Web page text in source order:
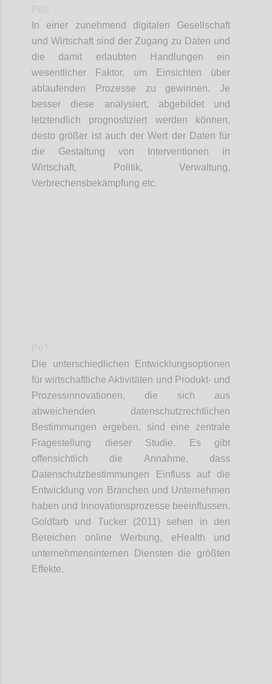
In einer zunehmend digitalen Gesellschaft
und Wirtschaft sind der Zugang zu Daten und
die damit erlaubten Handlungen ein
wesentlicher Faktor, um Einsichten über
ablaufenden Prozesse zu gewinnen. Je
besser diese analysiert, abgebildet und
letztendlich prognostiziert werden können,
desto größer ist auch der Wert der Daten für
die Gestaltung von Interventionen in
Wirtschaft, Politik, Verwaltung,
Verbrechensbekämpfung etc.
Die unterschiedlichen Entwicklungsoptionen
für wirtschaftliche Aktivitäten und Produkt- und
Prozessinnovationen, die sich aus
abweichenden datenschutzrechtlichen
Bestimmungen ergeben, sind eine zentrale
Fragestellung dieser Studie. Es gibt
offensichtlich die Annahme, dass
Datenschutzbestimmungen Einfluss auf die
Entwicklung von Branchen und Unternehmen
haben und Innovationsprozesse beeinflussen.
Goldfarb und Tucker (2011) sehen in den
Bereichen online Werbung, eHealth und
unternehmensinternen Diensten die größten
Effekte.